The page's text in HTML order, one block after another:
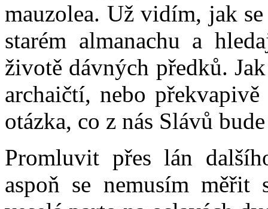
mauzolea. Už vidím, jak
starém almanachu a
životě dávných předků.
archaičtí, nebo
otázka, co z nás Slávů
Promluvit přes lán
aspoň se nemusím měřit